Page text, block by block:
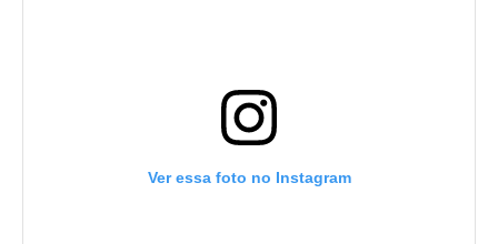
Ver essa foto no Instagram